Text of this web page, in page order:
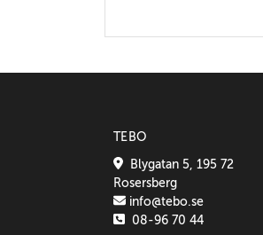
TEBO
Blygatan 5, 195 72
Rosersberg
info@tebo.se
08-96 70 44